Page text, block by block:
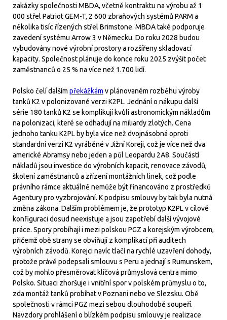
zakázky společnosti MBDA, včetně kontraktu na výrobu až 1
000 střel Patriot GEM-T, 2 600 zbraňových systémů PARM a
několika tisíc řízených střel Brimstone. MBDA také podporuje
zavedení systému Arrow 3 v Německu. Do roku 2028 budou
vybudovány nové výrobní prostory a rozšířeny skladovací
kapacity. Společnost plánuje do konce roku 2025 zvýšit počet
zaměstnanců o 25 % na více než 1.700 lidí.
Polsko čelí dalším překážkám v plánovaném rozběhu výroby
tanků K2 v polonizované verzi K2PL. Jednání o nákupu další
série 180 tanků K2 se komplikují kvůli astronomickým nákladům
na polonizaci, které se odhadují na miliardy zlotých. Cena
jednoho tanku K2PL by byla více než dvojnásobná oproti
standardní verzi K2 vyráběné v Jižní Koreji, což je více než dva
americké Abramsy nebo jeden a půl Leopardu 2A8. Součástí
nákladů jsou investice do výrobních kapacit, renovace závodů,
školení zaměstnanců a zřízení montážních linek, což podle
právního rámce aktuálně nemůže být financováno z prostředků
Agentury pro vyzbrojování. K podpisu smlouvy by tak byla nutná
změna zákona. Dalším problémem je, že prototyp K2PL v cílové
konfiguraci dosud neexistuje a jsou zapotřebí další vývojové
práce. Spory probíhají i mezi polskou PGZ a korejským výrobcem,
přičemž obě strany se obviňují z komplikací při auditech
výrobních závodů. Korejci navíc tlačí na rychlé uzavření dohody,
protože právě podepsali smlouvu s Peru a jednají s Rumunskem,
což by mohlo přesměrovat klíčová průmyslová centra mimo
Polsko. Situaci zhoršuje i vnitřní spor v polském průmyslu o to,
zda montáž tanků probíhat v Poznani nebo ve Slezsku. Obě
společnosti v rámci PGZ mezi sebou dlouhodobě soupeří.
Navzdory prohlášení o blízkém podpisu smlouvy je realizace